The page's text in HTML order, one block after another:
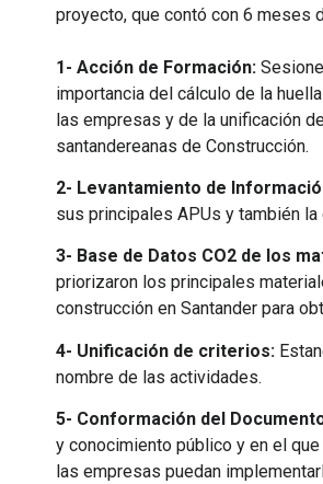
proyecto, que contó con 6 meses
1- Acción de Formación:
importancia del cálculo de la
las empresas y de la unificación
santandereanas de Construcción.
2- Levantamiento de
sus principales APUs y también
3- Base de Datos CO2 de los
priorizaron los principales
construcción en Santander para
4- Unificación de criterios:
nombre de las actividades.
5- Conformación del
y conocimiento público y en el
las empresas puedan